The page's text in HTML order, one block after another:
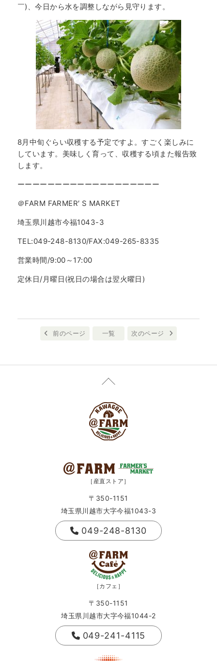
￣)、今日から水を調整しながら見守ります。
8月中旬ぐらい収穫する予定ですよ。すごく楽しみに
しています。美味しく育って、収穫する頃また報告致
します。
ーーーーーーーーーーーーーーーーーーー
＠FARM FARMER′ S MARKET
埼玉県川越市今福1043-3
TEL:049-248-8130/FAX:049-265-8335
営業時間/9:00～17:00
定休日/月曜日(祝日の場合は翌火曜日)
前のページ 一覧 次のページ
［産直ストア］
〒350-1151
埼玉県川越市大字今福1043-3
049-248-8130
［カフェ］
〒350-1151
埼玉県川越市大字今福1044-2
049-241-4115